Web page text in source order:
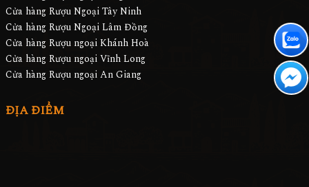
Cửa hàng Rượu Ngoại Tây Ninh
Cửa hàng Rượu Ngoại Lâm Đồng
Cửa hàng Rượu ngoại Khánh Hoà
Cửa hàng Rượu ngoại Vĩnh Long
Cửa hàng Rượu ngoại An Giang
ĐỊA ĐIỂM